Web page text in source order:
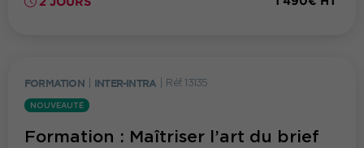
FORMATION INTER-INTRA Réf. 13135
NOUVEAUTÉ
Formation : Maîtriser l’art du brief